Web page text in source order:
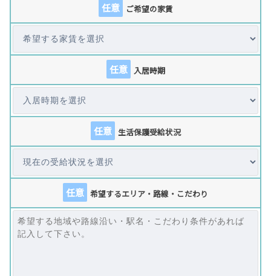
任意 ご希望の家賃
任意 入居時期
任意 生活保護受給状況
任意 希望するエリア・路線・こだわり